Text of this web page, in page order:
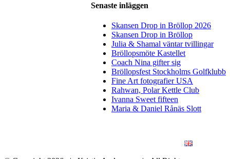
Senaste inläggen
Skansen Drop in Bröllop 2026
Skansen Drop in Bröllop
Julia & Shamal väntar tvillingar
Bröllopsmöte Kastellet
Coach Nina gifter sig
Bröllopsfest Stockholms Golfklubb
Fine Art fotografier USA
Rahwan, Polar Kettle Club
Ivanna Sweet fifteen
Maria & Daniel Rånäs Slott